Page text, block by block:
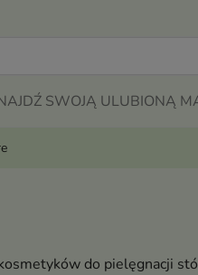
SWOJĄ ULUBIONĄ
do pielęgnacji